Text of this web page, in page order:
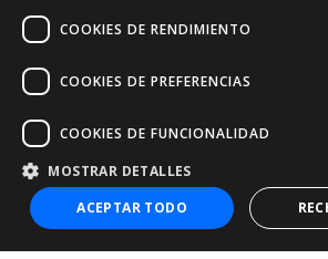
+34 932 20 21 30
nic@entorno.es
COOKIES DE RENDIMIENTO
COOKIES DE PREFERENCIAS
COOKIES DE FUNCIONALIDAD
MOSTRAR DETALLES
ACEPTAR TODO